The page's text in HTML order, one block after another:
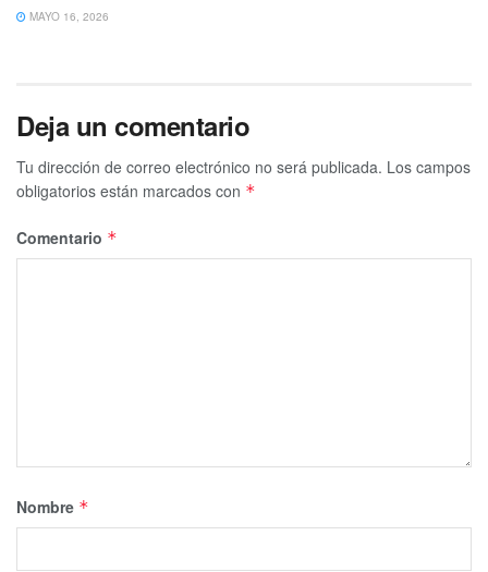
MAYO 16, 2026
Deja un comentario
Tu dirección de correo electrónico no será publicada. Los campos
obligatorios están marcados con *
Comentario *
Nombre *